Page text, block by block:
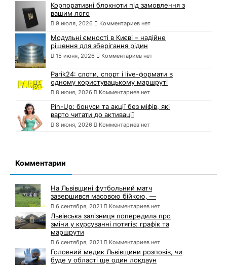
Корпоративні блокноти під замовлення з
вашим лого
9 июля, 2026 Комментариев нет
Модульні ємності в Києві – надійне
рішення для зберігання рідин
15 июня, 2026 Комментариев нет
Parik24: слоти, спорт і live-формати в
одному користувацькому маршруті
8 июня, 2026 Комментариев нет
Pin-Up: бонуси та акції без міфів, які
варто читати до активації
8 июня, 2026 Комментариев нет
Комментарии
На Львівщині футбольний матч
завершився масовою бійкою, —
6 сентября, 2021 Комментариев нет
Львівська залізниця попередила про
зміни у курсуванні потягів: графік та
маршрути
6 сентября, 2021 Комментариев нет
Головний медик Львівщини розповів, чи
буде у області ще один локдаун